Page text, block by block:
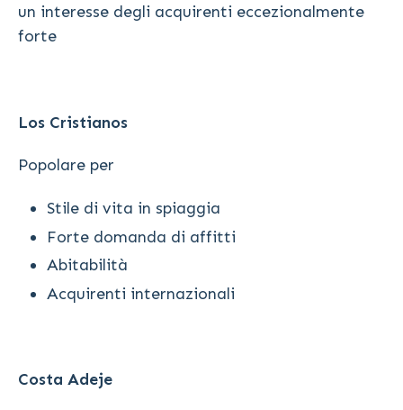
un interesse degli acquirenti eccezionalmente
forte
Los Cristianos
Popolare per
Stile di vita in spiaggia
Forte domanda di affitti
Abitabilità
Acquirenti internazionali
Costa Adeje